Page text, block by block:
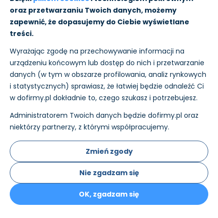
AURA Świeca
Zapachowa WANILIA -
BURSZTYN 100h snd99-
NOWOŚĆ
AURA Świeca
Zapachowa ZIMOWE
DRZEWKO 100h snd99-
oraz przetwarzaniu Twoich danych, możemy
zapewnić, że dopasujemy do Ciebie wyświetlane
treści.
Wyrażając zgodę na przechowywanie informacji na
urządzeniu końcowym lub dostęp do nich i przetwarzanie
danych (w tym w obszarze profilowania, analiz rynkowych
i statystycznych) sprawiasz, że łatwiej będzie odnaleźć Ci
w dofirmy.pl dokładnie to, czego szukasz i potrzebujesz.
Administratorem Twoich danych będzie dofirmy.pl oraz
niektórzy partnerzy, z którymi współpracujemy.
Nie zgadzam się
Zmień zgody
OK, zgadzam się